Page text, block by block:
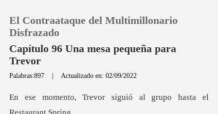
Recargar
El Contraataque del Multimillonario
Disfrazado
Capítulo 96 Una mesa pequeña para
Trevor
Palabras:897 | Actualizado en: 02/09/2022
siguió al grupo hasta